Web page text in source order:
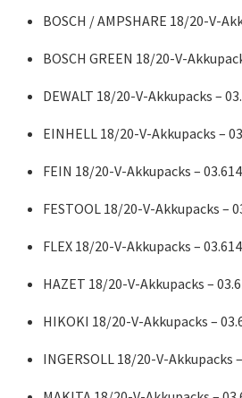
BOSCH / AMPSHARE 18/20-V-
BOSCH GREEN 18/20-V-
DEWALT 18/20-V-Akkupacks –
EINHELL 18/20-V-Akkupacks –
FEIN 18/20-V-Akkupacks –
FESTOOL 18/20-V-Akkupacks –
FLEX 18/20-V-Akkupacks –
HAZET 18/20-V-Akkupacks –
HIKOKI 18/20-V-Akkupacks –
INGERSOLL 18/20-V-Akkupacks